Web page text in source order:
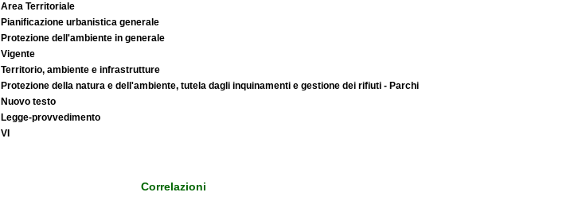
Area Territoriale
Pianificazione urbanistica generale
Protezione dell'ambiente in generale
Vigente
Territorio, ambiente e infrastrutture
Protezione della natura e dell'ambiente, tutela dagli inquinamenti e gestione dei rifiuti - Parchi
Nuovo testo
Legge-provvedimento
VI
Correlazioni